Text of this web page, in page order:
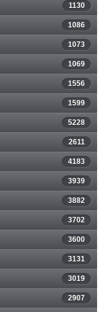
1130
1086
1073
1069
1556
1599
5228
2611
4183
3939
3882
3702
3600
3131
3019
2907